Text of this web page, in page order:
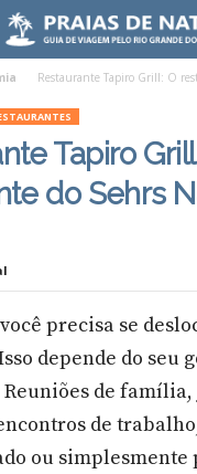
Restaurante Tapiro Grill: O
Tapiro
do Sehrs
precisa se
depende do seu
Reuniões de
de
ou simplesmente